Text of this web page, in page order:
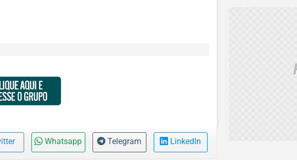
Whatsapp Telegram LinkedIn